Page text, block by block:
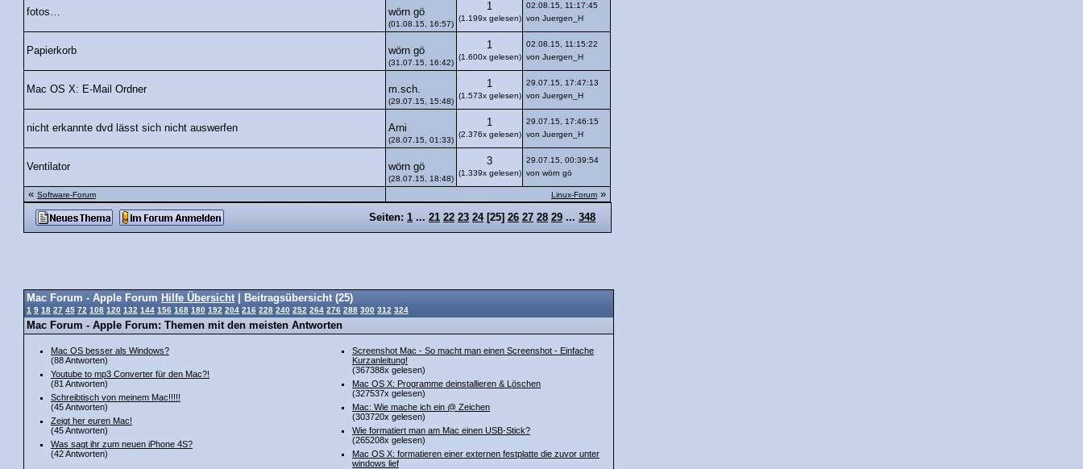
fotos… wörn gö
(01.08.15, 16:57)
1
(1.199x gelesen)
02.08.15, 11:17:45
von Juergen_H
Papierkorb wörn gö
(31.07.15, 16:42)
1
(1.600x gelesen)
02.08.15, 11:15:22
von Juergen_H
Mac OS X: E-Mail Ordner m.sch.
(29.07.15, 15:48)
1
(1.573x gelesen)
29.07.15, 17:47:13
von Juergen_H
nicht erkannte dvd lässt sich nicht auswerfen Arni
(28.07.15, 01:33)
1
(2.376x gelesen)
29.07.15, 17:46:15
von Juergen_H
Ventilator wörn gö
(28.07.15, 18:48)
3
(1.339x gelesen)
29.07.15, 00:39:54
von wörn gö
«Software-Forum Linux-Forum»
Seiten: 1 ... 21 22 23 24[25] 26 27 28 29 ... 348
Mac Forum - Apple Forum Hilfe Übersicht | Beitragsübersicht (25)
1 9 18 27 45 72 108 120 132 144 156 168 180 192 204 216 228 240 252 264 276 288 300 312 324
Mac Forum - Apple Forum: Themen mit den meisten Antworten
Mac OS besser als Windows?
(88 Antworten)
Youtube to mp3 Converter für den Mac?!
(81 Antworten)
Schreibtisch von meinem Mac!!!!!
(45 Antworten)
Zeigt her euren Mac!
(45 Antworten)
Was sagt ihr zum neuen iPhone 4S?
(42 Antworten)
Screenshot Mac - So macht man einen Screenshot - Einfache
Kurzanleitung!
(367388x gelesen)
Mac OS X: Programme deinstallieren & Löschen
(327537x gelesen)
Mac: Wie mache ich ein @ Zeichen
(303720x gelesen)
Wie formatiert man am Mac einen USB-Stick?
(265208x gelesen)
Mac OS X: formatieren einer externen festplatte die zuvor unter
windows lief